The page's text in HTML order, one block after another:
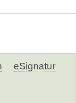
eSignatur